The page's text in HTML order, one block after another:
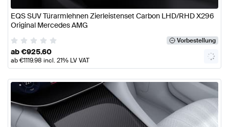
EQS SUV Türarmlehnen Zierleistenset Carbon LHD/RHD X296
Original Mercedes AMG
Vorbestellung
ab€925.60
ab€1119.98 incl. 21% LV VAT